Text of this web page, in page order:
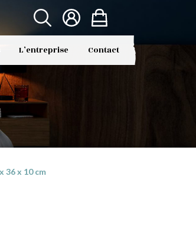
L’entreprise Contact
36 x 10 cm